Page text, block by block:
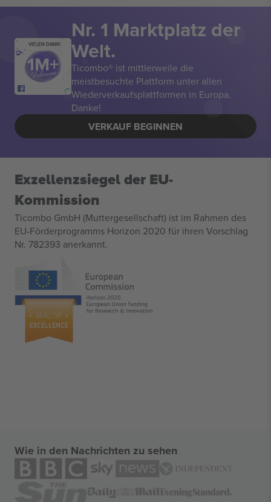
VIELEN DANK!
Nr. 1 Marktplatz der
Welt.
Ticombo® ist mittlerweile die
meistbesuchte Plattform unter allen
Wiederverkaufsplattformen in Europa.
Danke!
VERKAUF BEGINNEN
Exzellenzsiegel der EU-
Kommission
Ticombo GmbH (Muttergesellschaft) ist im Rahmen des
EU-Förderprogramms Horizon 2020 für ihren Vorschlag
Nr. 782393 anerkannt.
Wie in den Nachrichten zu sehen